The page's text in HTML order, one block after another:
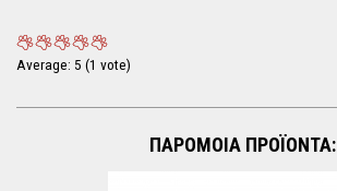
Average: 5 (1 vote)
ΠΑΡΟΜΟΙΑ ΠΡΟΪΟΝΤΑ: